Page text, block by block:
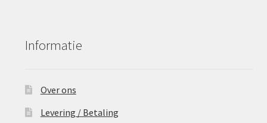
Informatie
Over ons
Levering / Betaling